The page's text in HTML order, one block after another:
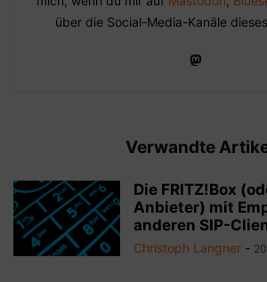
über die Social-Media-Kanäle
Verwandte
Die FRITZ!Box
Anbieter) mit
anderen SIP-
Christoph Langner -